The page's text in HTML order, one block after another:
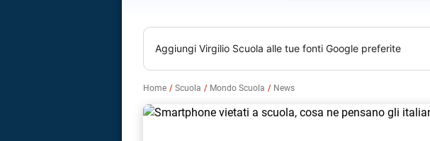
contenuto
Aggiungi Virgilio Scuola alle tue fonti Google preferite
Home Scuola Mondo Scuola News